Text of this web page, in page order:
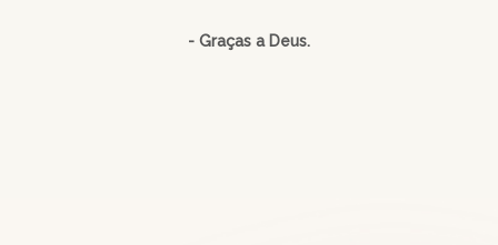
- Graças a Deus.